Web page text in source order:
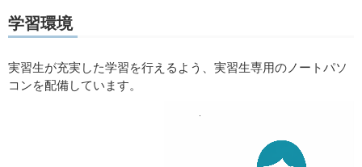
学習環境
実習生が充実した学習を行えるよう、実習生専用のノートパソ
コンを配備しています。